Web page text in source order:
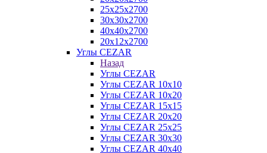
25х25х2700
30х30х2700
40х40х2700
20х12х2700
Углы CEZAR
Назад
Углы CEZAR
Углы CEZAR 10х10
Углы CEZAR 10х20
Углы CEZAR 15х15
Углы CEZAR 20х20
Углы CEZAR 25х25
Углы CEZAR 30х30
Углы CEZAR 40х40